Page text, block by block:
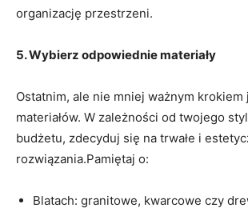
organizację przestrzeni.
5. Wybierz odpowiednie materiały
Ostatnim,‌ ale nie mniej ważnym
materiałów. ​W zależności od twojego
budżetu, zdecyduj się na⁣ trwałe i
rozwiązania.Pamiętaj o:
Blatach: granitowe, kwarcowe czy